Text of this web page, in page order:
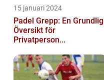
15 januari 2024
Padel Grepp: En Grundlig
Översikt för
Privatperson...